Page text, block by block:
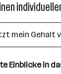
mein Gehalt
Einblicke in